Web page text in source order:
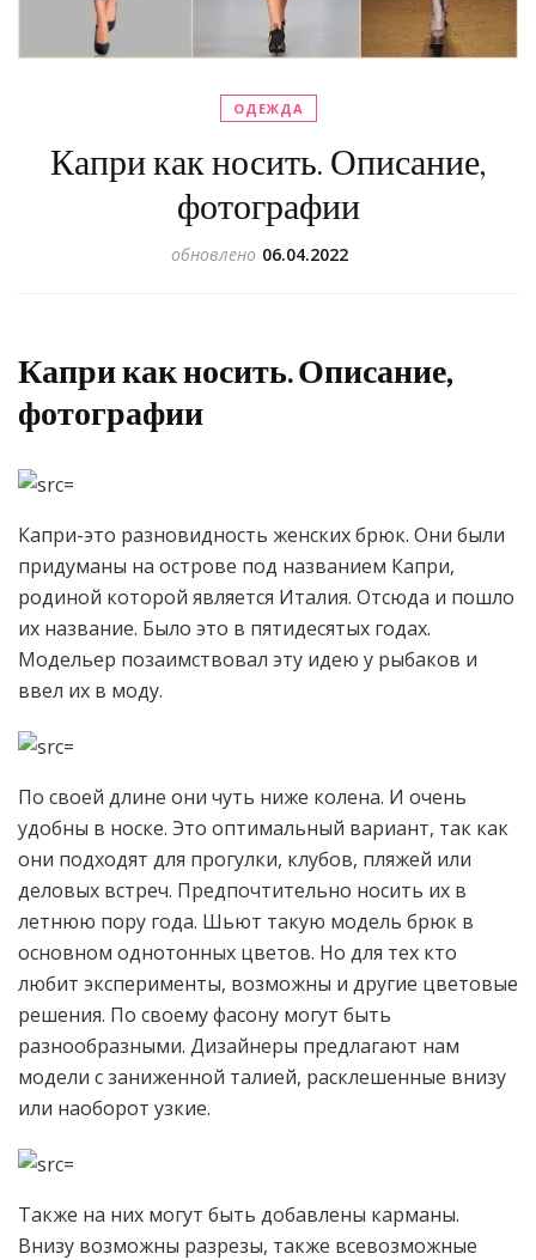
ОДЕЖДА
Капри как носить. Описание,
фотографии
обновлено 06.04.2022
Капри как носить. Описание,
фотографии
Капри-это разновидность женских брюк. Они были
придуманы на острове под названием Капри,
родиной которой является Италия. Отсюда и пошло
их название. Было это в пятидесятых годах.
Модельер позаимствовал эту идею у рыбаков и
ввел их в моду.
По своей длине они чуть ниже колена. И очень
удобны в носке. Это оптимальный вариант, так как
они подходят для прогулки, клубов, пляжей или
деловых встреч. Предпочтительно носить их в
летнюю пору года. Шьют такую модель брюк в
основном однотонных цветов. Но для тех кто
любит эксперименты, возможны и другие цветовые
решения. По своему фасону могут быть
разнообразными. Дизайнеры предлагают нам
модели с заниженной талией, расклешенные внизу
или наоборот узкие.
Также на них могут быть добавлены карманы.
Внизу возможны разрезы, также всевозможные